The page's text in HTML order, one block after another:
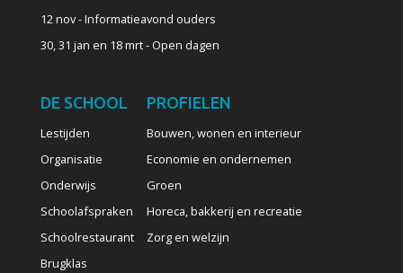
12 nov - Informatieavond ouders
30, 31 jan en 18 mrt - Open dagen
DE SCHOOL
Lestijden
Organisatie
Onderwijs
Schoolafspraken
Schoolrestaurant
Brugklas
PROFIELEN
Bouwen, wonen en interieur
Economie en ondernemen
Groen
Horeca, bakkerij en recreatie
Zorg en welzijn